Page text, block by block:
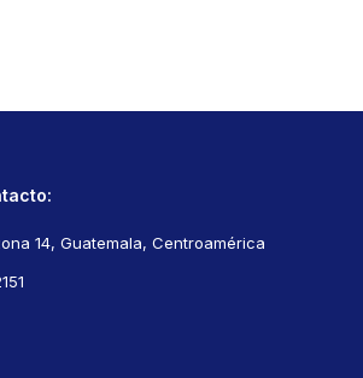
14, Guatemala, Centroamérica